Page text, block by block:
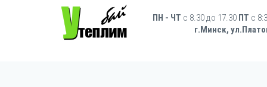
Перейти к основному содержанию
ПН - ЧТ с 8.30 до 17.30 ПТ c
г.Минск,
Форма поиска